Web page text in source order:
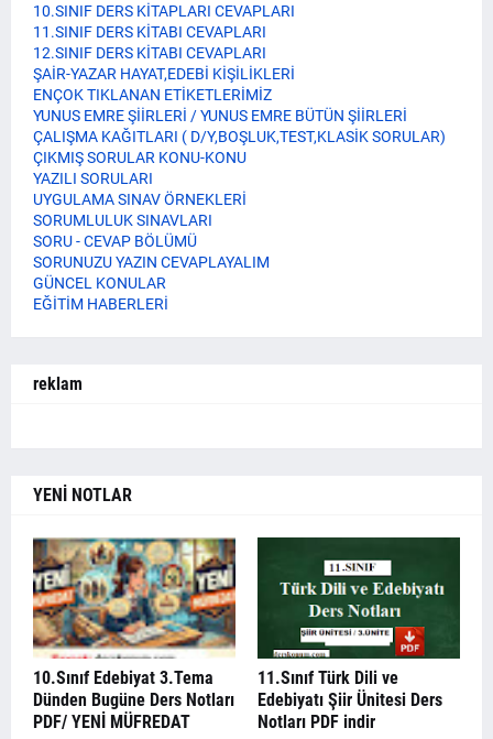
10.SINIF DERS KİTAPLARI CEVAPLARI
11.SINIF DERS KİTABI CEVAPLARI
12.SINIF DERS KİTABI CEVAPLARI
ŞAİR-YAZAR HAYAT,EDEBİ KİŞİLİKLERİ
ENÇOK TIKLANAN ETİKETLERİMİZ
YUNUS EMRE ŞİİRLERİ / YUNUS EMRE BÜTÜN ŞİİRLERİ
ÇALIŞMA KAĞITLARI ( D/Y,BOŞLUK,TEST,KLASİK SORULAR)
ÇIKMIŞ SORULAR KONU-KONU
YAZILI SORULARI
UYGULAMA SINAV ÖRNEKLERİ
SORUMLULUK SINAVLARI
SORU - CEVAP BÖLÜMÜ
SORUNUZU YAZIN CEVAPLAYALIM
GÜNCEL KONULAR
EĞİTİM HABERLERİ
reklam
YENİ NOTLAR
10.Sınıf Edebiyat 3.Tema
Dünden Bugüne Ders Notları
PDF/ YENİ MÜFREDAT
11.Sınıf Türk Dili ve
Edebiyatı Şiir Ünitesi Ders
Notları PDF indir